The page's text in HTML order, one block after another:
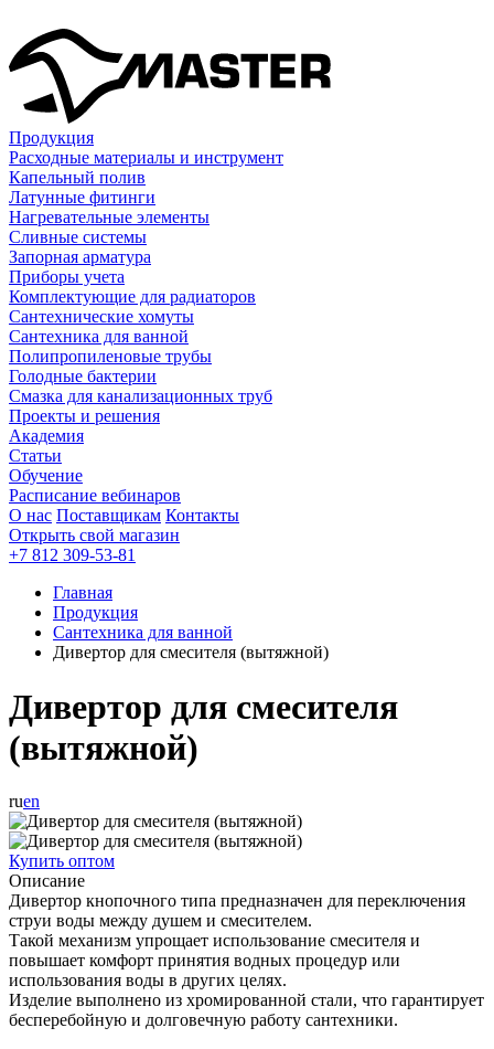
Продукция
Расходные материалы и инструмент
Капельный полив
Латунные фитинги
Нагревательные элементы
Сливные системы
Запорная арматура
Приборы учета
Комплектующие для радиаторов
Сантехнические хомуты
Сантехника для ванной
Полипропиленовые трубы
Голодные бактерии
Смазка для канализационных труб
Проекты и решения
Академия
Статьи
Обучение
Расписание вебинаров
О нас Поставщикам Контакты
Открыть свой магазин
+7 812 309-53-81
Главная
Продукция
Сантехника для ванной
Дивертор для смесителя (вытяжной)
Дивертор для смесителя
(вытяжной)
ruen
Купить оптом
Описание
Дивертор кнопочного типа предназначен для переключения
струи воды между душем и смесителем.
Такой механизм упрощает использование смесителя и
повышает комфорт принятия водных процедур или
использования воды в других целях.
Изделие выполнено из хромированной стали, что гарантирует
бесперебойную и долговечную работу сантехники.